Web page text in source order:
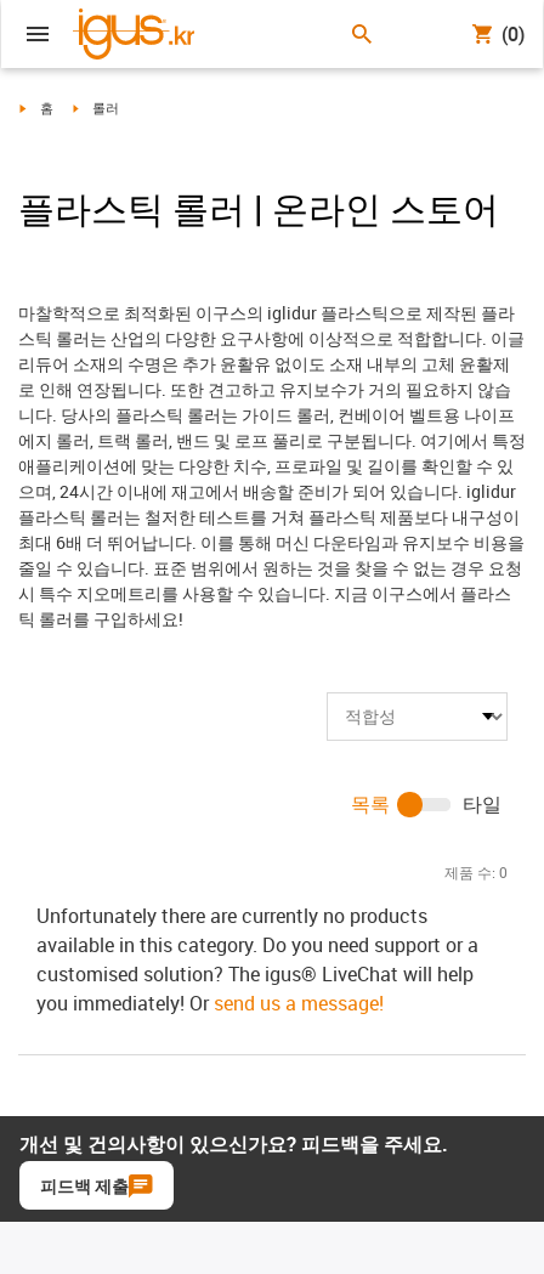
(0)
igus-icon-arrow-right
홈 igus-icon-arrow-right
롤러
플라스틱 롤러 | 온라인 스토어
마찰학적으로 최적화된 이구스의 iglidur 플라스틱으로 제작된 플라
스틱 롤러는 산업의 다양한 요구사항에 이상적으로 적합합니다. 이글
리듀어 소재의 수명은 추가 윤활유 없이도 소재 내부의 고체 윤활제
로 인해 연장됩니다. 또한 견고하고 유지보수가 거의 필요하지 않습
니다. 당사의 플라스틱 롤러는 가이드 롤러, 컨베이어 벨트용 나이프
에지 롤러, 트랙 롤러, 밴드 및 로프 풀리로 구분됩니다. 여기에서 특정
애플리케이션에 맞는 다양한 치수, 프로파일 및 길이를 확인할 수 있
으며, 24시간 이내에 재고에서 배송할 준비가 되어 있습니다. iglidur
플라스틱 롤러는 철저한 테스트를 거쳐 플라스틱 제품보다 내구성이
최대 6배 더 뛰어납니다. 이를 통해 머신 다운타임과 유지보수 비용을
줄일 수 있습니다. 표준 범위에서 원하는 것을 찾을 수 없는 경우 요청
시 특수 지오메트리를 사용할 수 있습니다. 지금 이구스에서 플라스
틱 롤러를 구입하세요!
제품 수: 0
목록 타일
Unfortunately there are currently no products
available in this category. Do you need support or a
customised solution? The igus® LiveChat will help
you immediately! Orsend us a message!
개선 및 건의사항이 있으신가요? 피드백을 주세요.
피드백 제출